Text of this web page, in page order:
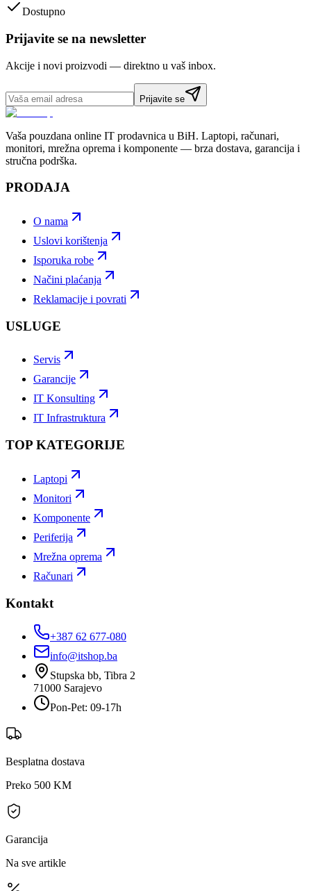
Dostupno
Prijavite se na newsletter
Akcije i novi proizvodi — direktno u vaš inbox.
Prijavite se
Vaša pouzdana online IT prodavnica u BiH. Laptopi, računari,
monitori, mrežna oprema i komponente — brza dostava, garancija i
stručna podrška.
PRODAJA
O nama
Uslovi korištenja
Isporuka robe
Načini plaćanja
Reklamacije i povrati
USLUGE
Servis
Garancije
IT Konsulting
IT Infrastruktura
TOP KATEGORIJE
Laptopi
Monitori
Komponente
Periferija
Mrežna oprema
Računari
Kontakt
+387 62 677-080
info@itshop.ba
Stupska bb, Tibra 2
71000 Sarajevo
Pon-Pet: 09-17h
Besplatna dostava
Preko 500 KM
Garancija
Na sve artikle